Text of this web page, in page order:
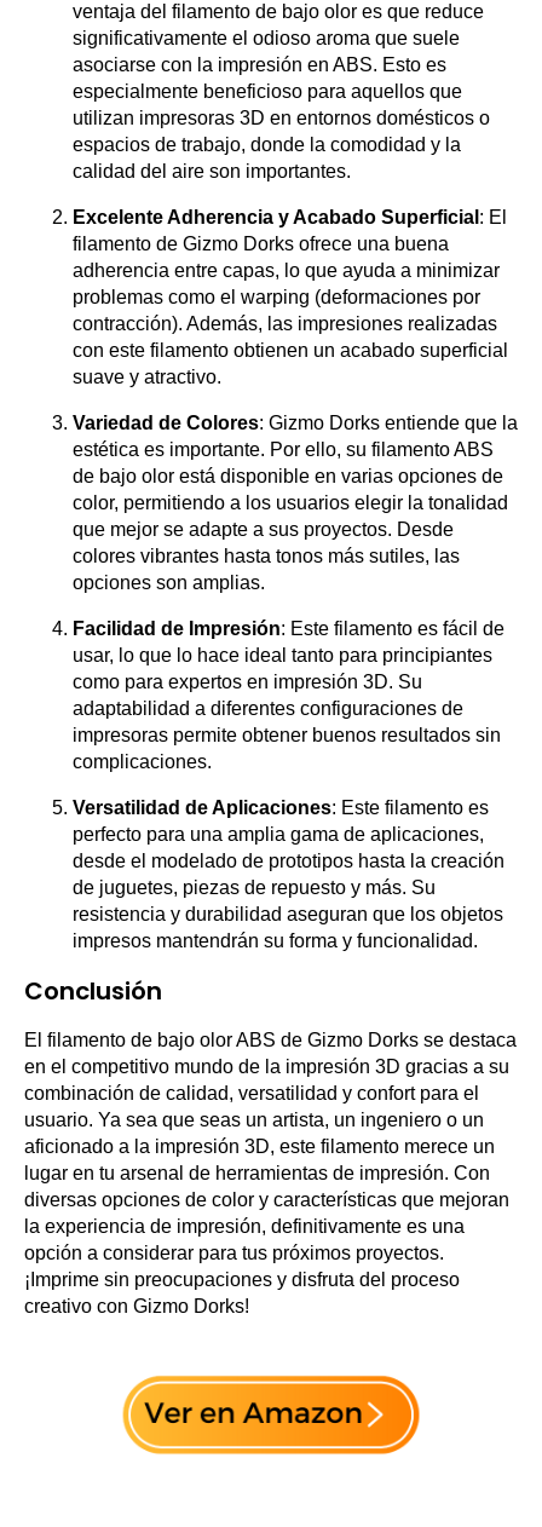
ventaja del filamento de bajo olor es que reduce
significativamente el odioso aroma que suele
asociarse con la impresión en ABS. Esto es
especialmente beneficioso para aquellos que
utilizan impresoras 3D en entornos domésticos o
espacios de trabajo, donde la comodidad y la
calidad del aire son importantes.
Excelente Adherencia y Acabado Superficial : El
filamento de Gizmo Dorks ofrece una buena
adherencia entre capas, lo que ayuda a minimizar
problemas como el warping (deformaciones por
contracción). Además, las impresiones realizadas
con este filamento obtienen un acabado superficial
suave y atractivo.
Variedad de Colores: Gizmo Dorks entiende que la
estética es importante. Por ello, su filamento ABS
de bajo olor está disponible en varias opciones de
color, permitiendo a los usuarios elegir la tonalidad
que mejor se adapte a sus proyectos. Desde
colores vibrantes hasta tonos más sutiles, las
opciones son amplias.
Facilidad de Impresión: Este filamento es fácil de
usar, lo que lo hace ideal tanto para principiantes
como para expertos en impresión 3D. Su
adaptabilidad a diferentes configuraciones de
impresoras permite obtener buenos resultados sin
complicaciones.
Versatilidad de Aplicaciones: Este filamento es
perfecto para una amplia gama de aplicaciones,
desde el modelado de prototipos hasta la creación
de juguetes, piezas de repuesto y más. Su
resistencia y durabilidad aseguran que los objetos
impresos mantendrán su forma y funcionalidad.
Conclusión
El filamento de bajo olor ABS de Gizmo Dorks se destaca
en el competitivo mundo de la impresión 3D gracias a su
combinación de calidad, versatilidad y confort para el
usuario. Ya sea que seas un artista, un ingeniero o un
aficionado a la impresión 3D, este filamento merece un
lugar en tu arsenal de herramientas de impresión. Con
diversas opciones de color y características que mejoran
la experiencia de impresión, definitivamente es una
opción a considerar para tus próximos proyectos.
¡Imprime sin preocupaciones y disfruta del proceso
creativo con Gizmo Dorks!